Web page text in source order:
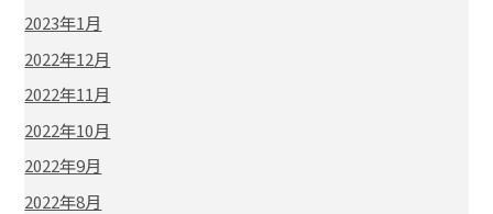
2023年1月
2022年12月
2022年11月
2022年10月
2022年9月
2022年8月